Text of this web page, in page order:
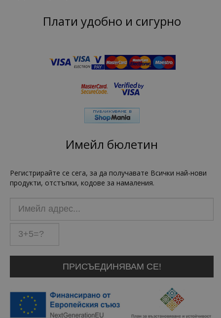
Плати удобно и сигурно
Имейл бюлетин
Регистрирайте се сега, за да получавате Всички най-нови
продукти, отстъпки, кодове за намаления.